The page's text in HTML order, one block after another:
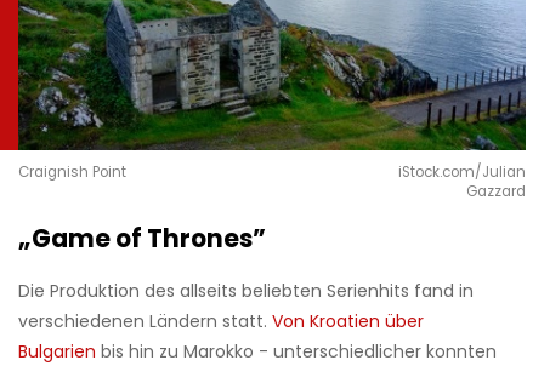
Craignish Point
iStock.com/Julian
Gazzard
„Game of Thrones”
Die Produktion des allseits beliebten Serienhits fand in
verschiedenen Ländern statt. Von Kroatien über
Bulgarien bis hin zu Marokko - unterschiedlicher konnten